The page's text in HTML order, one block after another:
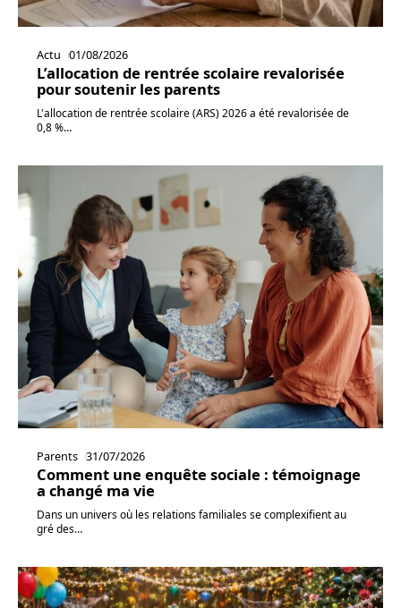
Actu 01/08/2026
L’allocation de rentrée scolaire revalorisée
pour soutenir les parents
L'allocation de rentrée scolaire (ARS) 2026 a été revalorisée de
0,8 %…
Parents 31/07/2026
Comment une enquête sociale : témoignage
a changé ma vie
Dans un univers où les relations familiales se complexifient au
gré des…